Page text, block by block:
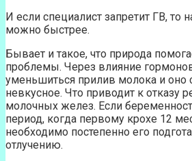
И если специалист запретит ГВ, то
можно быстрее.
Бывает и такое, что природа
проблемы. Через влияние
уменьшиться прилив молока и оно
невкусное. Что приводит к отказу
молочных желез. Если
период, когда первому крохе 12
необходимо постепенно его
отлучению.